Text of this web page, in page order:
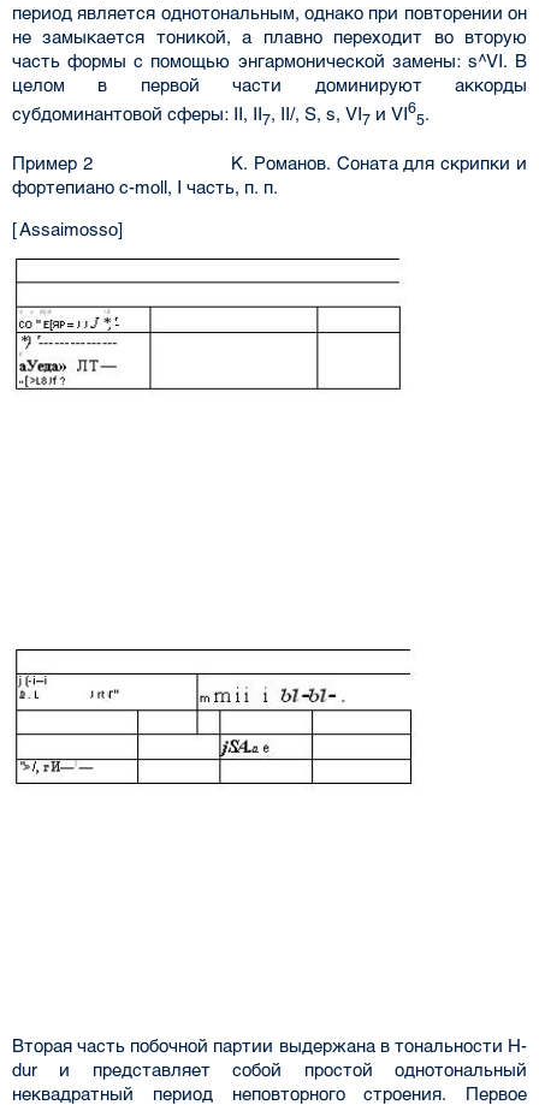
период является однотональным, однако при повторении он
не замыкается тоникой, а плавно переходит во вторую
часть формы с помощью энгармонической замены: s^VI. В
целом в первой части доминируют аккорды
субдоминантовой сферы: II, II7, II/, S, s, VI7 и VI6
5.
Пример 2 К. Романов. Соната для скрипки и
фортепиано c-moll, I часть, п. п.
[ Assaimosso]
Вторая часть побочной партии выдержана в тональности H-
dur и представляет собой простой однотональный
неквадратный период неповторного строения. Первое